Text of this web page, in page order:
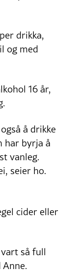
drikka,
og med
16 år,
å drikke
har byrja å
vanleg.
seier ho.
cider eller
så full